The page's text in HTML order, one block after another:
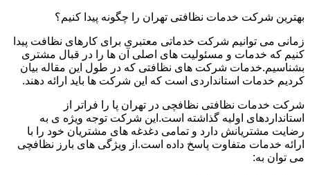
بهترین شرکت خدمات نظافتی تهران را چگونه پیدا کنیم؟
زمانی می توانیم شرکت خدماتی معتبری برای کارهای نظافت پیدا
کنیم که خدمات و مسئولیت های اصلی آن ها را در قبال مشتری
بشناسیم.خدمات شرکت های نظافتی که در طول این مقاله بیان
کردیم خدمات استانداردی است که این شرکت ها باید ارائه دهند.
شرکت خدمات نظافتی نظافچی در تهران پا را فراتر از
استانداردهای اولیه گذاشته است.این شرکت توجه ویژه ی به
رضایت مشتریانش دارد و تمامی دغدغه های مشتریان خود را با
ارائه خدمات متفاوت پاسخ داده است.از ویژگی های بارز نظافچی
می توان به: